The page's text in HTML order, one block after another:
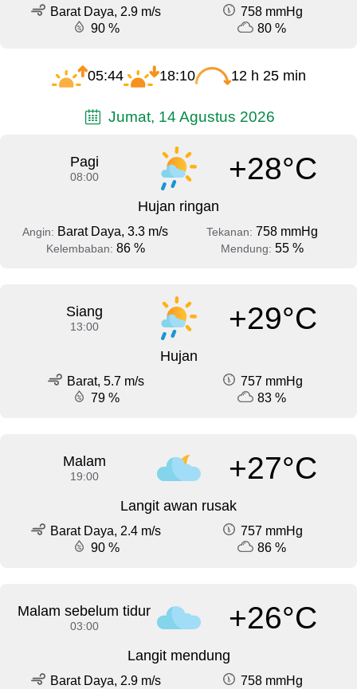
Barat Daya, 2.9 m/s
758 mmHg
90 %
80 %
05:44 18:10 12 h 25 min
Jumat, 14 Agustus 2026
Pagi
08:00 +28°C
Hujan ringan
Angin: Barat Daya, 3.3 m/s Tekanan: 758 mmHg
Kelembaban: 86 % Mendung: 55 %
Siang
13:00 +29°C
Hujan
Barat, 5.7 m/s
757 mmHg
79 %
83 %
Malam
19:00 +27°C
Langit awan rusak
Barat Daya, 2.4 m/s
757 mmHg
90 %
86 %
Malam sebelum tidur
03:00 +26°C
Langit mendung
Barat Daya, 2.9 m/s
758 mmHg